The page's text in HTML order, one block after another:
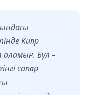
Кипр
Бұл –
сапар